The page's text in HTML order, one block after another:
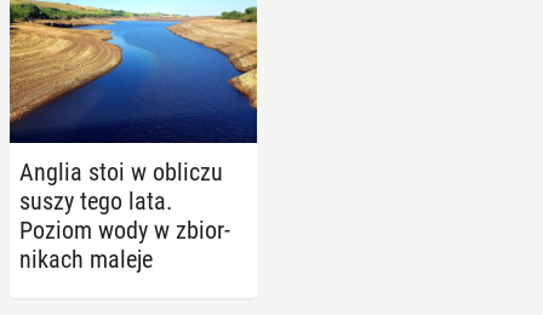
Anglia stoi w obliczu
suszy tego lata.
Poziom wody w zbior­
ni­kach maleje